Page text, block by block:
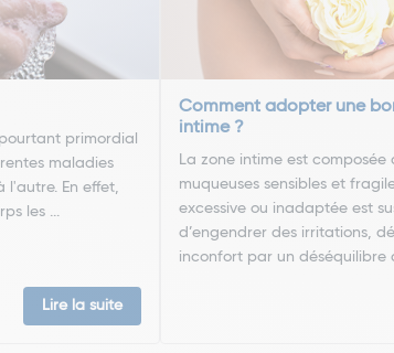
primordial
maladies
l'autre. En effet,
les ...
Lire la suite
Comment adopter une
intime ?
La zone intime est composée
muqueuses sensibles et
excessive ou inadaptée est
d’engendrer des irritations,
inconfort par un déséquilibre